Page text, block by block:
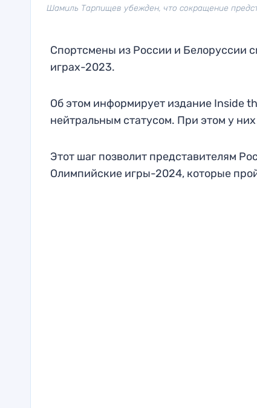
Шамиль Тарпищев убежден, что сокращение
Спортсмены из России и Белоруссии
играх-2023.
Об этом информирует издание Inside
нейтральным статусом. При этом у
Этот шаг позволит представителям
Олимпийские игры-2024, которые